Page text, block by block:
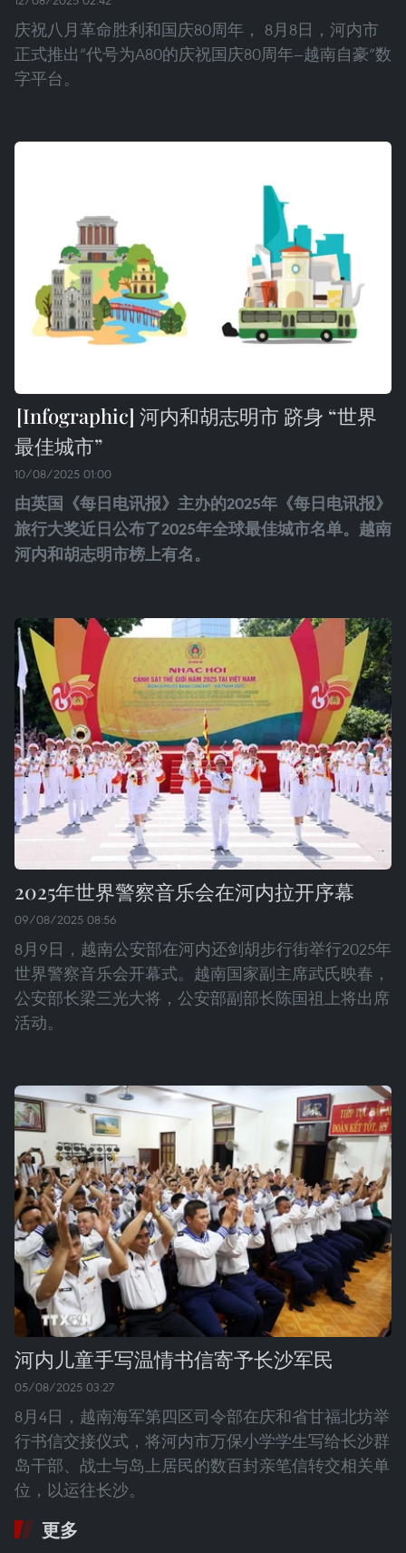
庆祝八月革命胜利和国庆80周年， 8月8日，河内市
正式推出“代号为A80的庆祝国庆80周年—越南自豪”数
字平台。
河内和胡志明市 跻身 “世界
最佳城市”
10/08/2025 01:00
由英国《每日电讯报》主办的2025年《每日电讯报》
旅行大奖近日公布了2025年全球最佳城市名单。越南
河内和胡志明市榜上有名。
2025年世界警察音乐会在河内拉开序幕
09/08/2025 08:56
8月9日，越南公安部在河内还剑胡步行街举行2025年
世界警察音乐会开幕式。越南国家副主席武氏映春，
公安部长梁三光大将，公安部副部长陈国祖上将出席
活动。
河内儿童手写温情书信寄予长沙军民
05/08/2025 03:27
8月4日，越南海军第四区司令部在庆和省甘福北坊举
行书信交接仪式，将河内市万保小学学生写给长沙群
岛干部、战士与岛上居民的数百封亲笔信转交相关单
位，以运往长沙。
更多